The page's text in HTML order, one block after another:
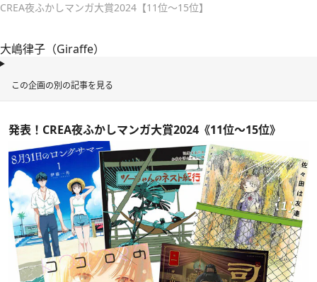
CREA夜ふかしマンガ大賞2024【11位～15位】
大嶋律子（Giraffe）
この企画の別の記事を見る
発表！CREA夜ふかしマンガ大賞2024《11位～15位》